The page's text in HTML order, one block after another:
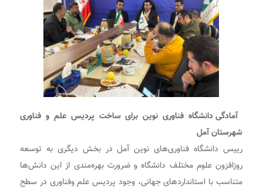
آمادگی دانشگاه فناوری نوین برای ساخت پردیس علم و فناوری
شهرستان آمل
رییس دانشگاه فناوری‌های نوین آمل در بخش دیگری به توسعه
روزافزون علوم مختلف دانشگاه‌ و ضرورت بهره‌مندی از این دانش‌ها
متناسب با استانداردهای جهانی، وجود پردیس علم وفناوری در سطح